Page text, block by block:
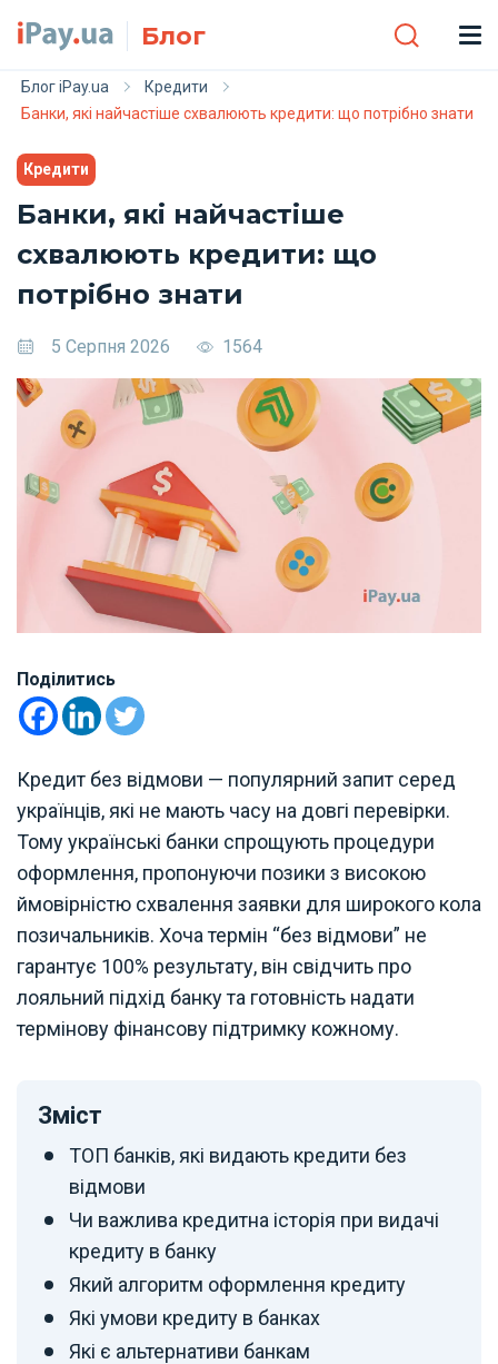
Блог
Блог iPay.ua
Кредити
Банки, які найчастіше схвалюють кредити: що потрібно знати
Кредити
Банки, які найчастіше
схвалюють кредити: що
потрібно знати
5 Серпня 2026 1564
Поділитись
Кредит без відмови — популярний запит серед
українців, які не мають часу на довгі перевірки.
Тому українські банки спрощують процедури
оформлення, пропонуючи позики з високою
ймовірністю схвалення заявки для широкого кола
позичальників. Хоча термін “без відмови” не
гарантує 100% результату, він свідчить про
лояльний підхід банку та готовність надати
термінову фінансову підтримку кожному.
Зміст
ТОП банків, які видають кредити без
відмови
Чи важлива кредитна історія при видачі
кредиту в банку
Який алгоритм оформлення кредиту
Які умови кредиту в банках
Які є альтернативи банкам